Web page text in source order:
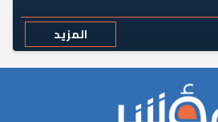
المزيد